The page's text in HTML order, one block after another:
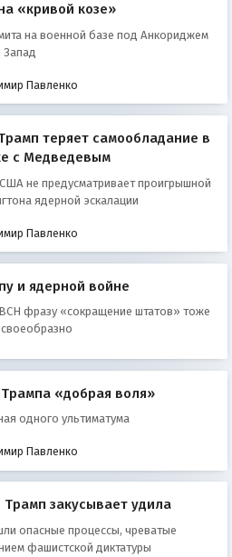
«кривой козе»
на военной базе под Анкориджем
Запад
Павленко
теряет самообладание в
с Медведевым
США не предусматривает проигрышной
ядерной эскалации
Павленко
и ядерной войне
фразу «сокращение штатов» тоже
«добрая воля»
одного ультиматума
Павленко
закусывает удила
опасные процессы, чреватые
фашистской диктатуры